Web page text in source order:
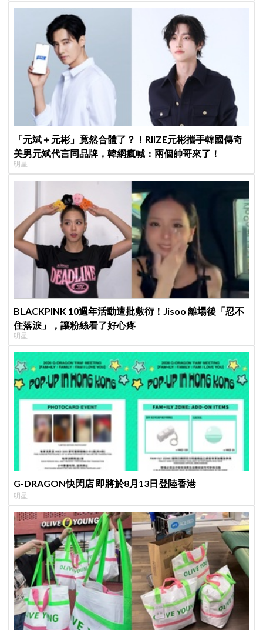
「元斌＋元彬」竟然合體了？！RIIZE元彬攜手韓國傳奇
美男元斌代言同品牌，韓網瘋喊：兩個帥哥來了！
明星
BLACKPINK 10週年活動遭批敷衍！Jisoo 離場後「忍不
住落淚」，讓粉絲看了好心疼
明星
G-DRAGON快閃店 即將於8月13日登陸香港
明星